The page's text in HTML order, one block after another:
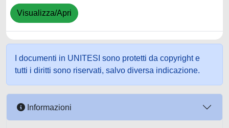
Visualizza/Apri
I documenti in UNITESI sono protetti da copyright e
tutti i diritti sono riservati, salvo diversa indicazione.
Informazioni